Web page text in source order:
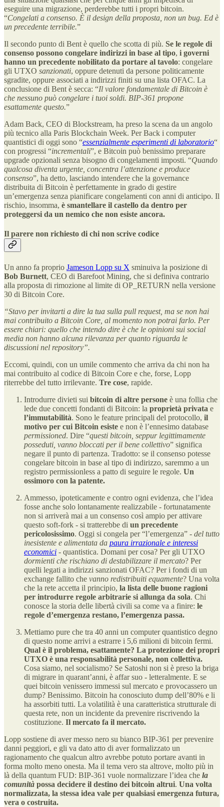
eseguire una migrazione, perderebbe tutti i propri bitcoin.
“Congelati a consenso. È il design della proposta, non un bug. Ed è
un precedente terribile.”
Il secondo punto di Bent è quello che scotta di più. Se le regole di
consenso possono congelare indirizzi in base al tipo, i governi
hanno un precedente nobilitato da portare al tavolo: congelare
gli UTXO sanzionati, oppure detenuti da persone politicamente
sgradite, oppure associati a indirizzi finiti su una lista OFAC. La
conclusione di Bent è secca: “Il valore fondamentale di Bitcoin è
che nessuno può congelare i tuoi soldi. BIP-361 propone
esattamente questo.”
Adam Back, CEO di Blockstream, ha preso la scena da un angolo
più tecnico alla Paris Blockchain Week. Per Back i computer
quantistici di oggi sono “essenzialmente esperimenti di laboratorio“
con progressi “incrementali”, e Bitcoin può benissimo preparare
upgrade opzionali senza bisogno di congelamenti imposti. “Quando
qualcosa diventa urgente, concentra l’attenzione e produce
consenso”, ha detto, lasciando intendere che la governance
distribuita di Bitcoin è perfettamente in grado di gestire
un’emergenza senza pianificare congelamenti con anni di anticipo. Il
rischio, insomma, è smantellare il castello da dentro per
proteggersi da un nemico che non esiste ancora.
Il parere non richiesto di chi non scrive codice
Un anno fa proprio Jameson Lopp su X sminuiva la posizione di
Bob Burnett, CEO di Barefoot Mining, che si definiva contrario
alla proposta di rimozione al limite di OP_RETURN nella versione
30 di Bitcoin Core.
“Stavo per invitarti a dire la tua sulla pull request, ma se non hai
mai contribuito a Bitcoin Core, al momento non potrai farlo. Per
essere chiari: quello che intendo dire è che le opinioni sui social
media non hanno alcuna rilevanza per quanto riguarda le
discussioni nel repository”.
Eccomi, quindi, con un umile commento che arriva da chi non ha
mai contribuito al codice di Bitcoin Core e che, forse, Lopp
riterrebbe del tutto irrilevante. Tre cose, rapide.
Introdurre divieti sui bitcoin di altre persone è una follia che
lede due concetti fondanti di Bitcoin: la proprietà privata e
l’immutabilità. Sono le feature principali del protocollo, il
motivo per cui Bitcoin esiste e non è l’ennesimo database
permissioned. Dire “questi bitcoin, seppur legittimamente
posseduti, vanno bloccati per il bene collettivo” significa
negare il punto di partenza. Tradotto: se il consenso potesse
congelare bitcoin in base al tipo di indirizzo, saremmo a un
registro permissionless a patto di seguire le regole. Un
ossimoro con la patente.
Ammesso, ipoteticamente e contro ogni evidenza, che l’idea
fosse anche solo lontanamente realizzabile - fortunatamente
non si arriverà mai a un consenso così ampio per attivare
questo soft-fork - si tratterebbe di un precedente
pericolosissimo. Oggi si congela per “l’emergenza” - del tutto
inesistente e alimentata da paura irrazionale e interessi
economici - quantistica. Domani per cosa? Per gli UTXO
dormienti che rischiano di destabilizzare il mercato? Per
quelli legati a indirizzi sanzionati OFAC? Per i fondi di un
exchange fallito che vanno redistribuiti equamente? Una volta
che la rete accetta il principio, la lista delle buone ragioni
per introdurre regole arbitrarie si allunga da sola. Chi
conosce la storia delle libertà civili sa come va a finire: le
regole d’emergenza restano, l’emergenza passa.
Mettiamo pure che tra 40 anni un computer quantistico degno
di questo nome arrivi a estrarre i 5,6 milioni di bitcoin fermi.
Qual è il problema, esattamente? La protezione dei propri
UTXO è una responsabilità personale, non collettiva.
Cosa siamo, nel socialismo? Se Satoshi non si è preso la briga
di migrare in quarant’anni, è affar suo - letteralmente. E se
quei bitcoin venissero immessi sul mercato e provocassero un
dump? Benissimo. Bitcoin ha conosciuto dump dell’80% e li
ha assorbiti tutti. La volatilità è una caratteristica strutturale di
questa rete, non un incidente da prevenire riscrivendo la
costituzione. Il mercato fa il mercato.
Lopp sostiene di aver messo nero su bianco BIP-361 per prevenire
danni peggiori, e gli va dato atto di aver formalizzato un
ragionamento che qualcun altro avrebbe potuto portare avanti in
forma molto meno onesta. Ma il tema vero sta altrove, molto più in
là della quantum FUD: BIP-361 vuole normalizzare l’idea che la
comunità possa decidere il destino dei bitcoin altrui. Una volta
normalizzata, la stessa idea vale per qualsiasi emergenza futura,
vera o costruita.